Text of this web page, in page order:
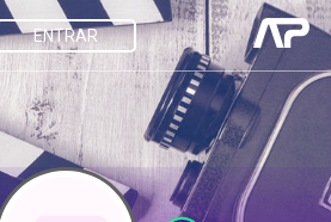
ENTRAR